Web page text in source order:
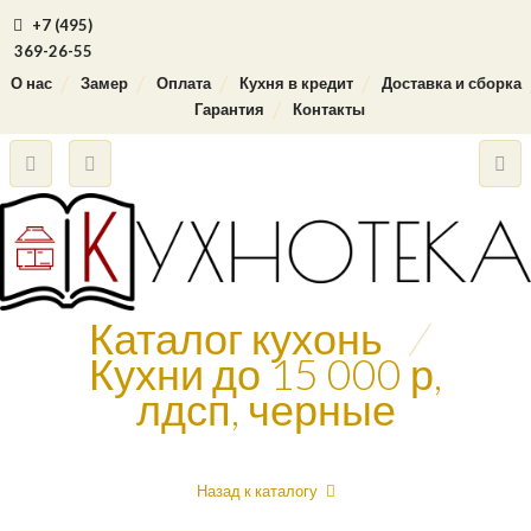
+7 (495)
369-26-55
О нас
Замер Оплата Кухня в кредит
Доставка и сборка
Гарантия
Контакты
Каталог кухонь /
Кухни до 15 000 р,
лдсп, черные
Назад к каталогу